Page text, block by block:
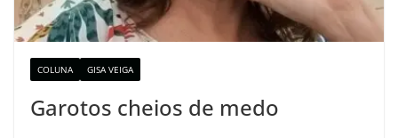
COLUNA GISA VEIGA
Garotos cheios de medo